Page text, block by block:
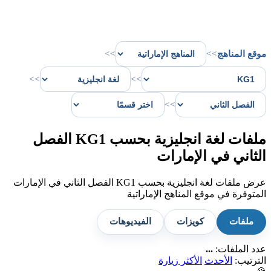
موقع المناهج>>
>>
>>
>>
>>
ملفات لغة انجليزية بحسب KG1 الفصل
الثاني في الإمارات
عرض ملفات لغة انجليزية بحسب KG1 الفصل الثاني في الإمارات
المتوفرة في موقع المناهج الإماراتية
ملفات كويزات الفيديوهات
عدد الملفات: ...
الترتيب:
الأحدث
الأكثر زيارة